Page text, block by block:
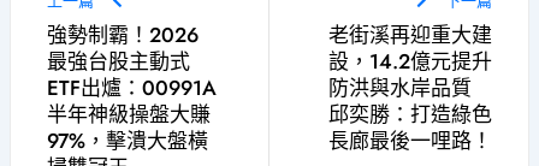
強勢制霸！2026
最強台股主動式
ETF出爐：00991A
半年神級操盤大賺
97%，擊潰大盤橫
老街溪再迎重大建
設，14.2億元提升
防洪與水岸品質
邱奕勝：打造綠色
長廊最後一哩路！